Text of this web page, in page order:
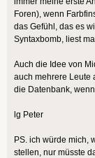
Foren), wenn
das Gefühl, das es
Syntaxbomb, liest
Auch die Idee von
auch mehrere Leute
die Datenbank,
lg Peter
PS. ich würde mich,
stellen, nur müsste